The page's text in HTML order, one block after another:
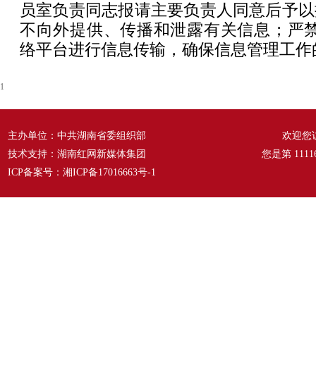
员室负责同志报请主要负责人同意后予
不向外提供、传播和泄露有关信息；严
络平台进行信息传输，确保信息管理工
1
主办单位：中共湖南省委组织部
技术支持：湖南红网新媒体集团
ICP备案号： 湘ICP备17016663号-1
欢迎您
您是第